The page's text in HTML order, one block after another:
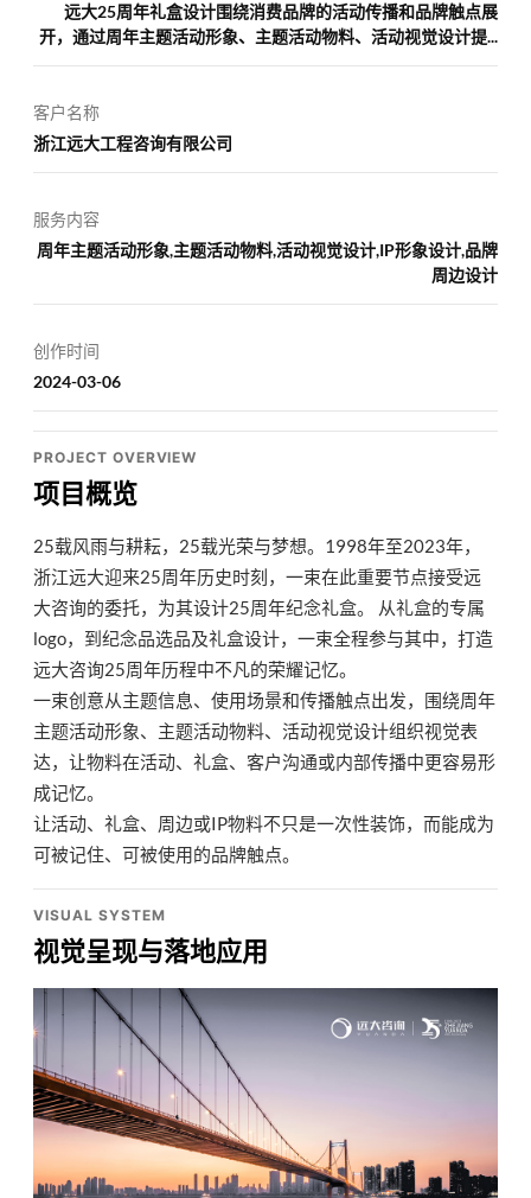
远大25周年礼盒设计围绕消费品牌的活动传播和品牌触点展
开，通过周年主题活动形象、主题活动物料、活动视觉设计提...
客户名称
浙江远大工程咨询有限公司
服务内容
周年主题活动形象,主题活动物料,活动视觉设计,IP形象设计,品牌
周边设计
创作时间
2024-03-06
PROJECT OVERVIEW
项目概览
25载风雨与耕耘，25载光荣与梦想。1998年至2023年，
浙江远大迎来25周年历史时刻，一束在此重要节点接受远
大咨询的委托，为其设计25周年纪念礼盒。 从礼盒的专属
logo，到纪念品选品及礼盒设计，一束全程参与其中，打造
远大咨询25周年历程中不凡的荣耀记忆。
一束创意从主题信息、使用场景和传播触点出发，围绕周年
主题活动形象、主题活动物料、活动视觉设计组织视觉表
达，让物料在活动、礼盒、客户沟通或内部传播中更容易形
成记忆。
让活动、礼盒、周边或IP物料不只是一次性装饰，而能成为
可被记住、可被使用的品牌触点。
VISUAL SYSTEM
视觉呈现与落地应用